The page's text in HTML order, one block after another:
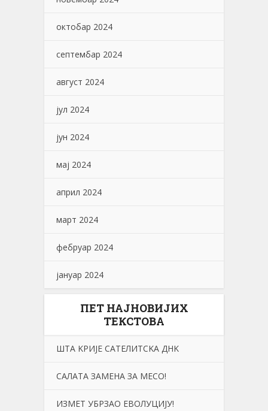
октобар 2024
септембар 2024
август 2024
јул 2024
јун 2024
мај 2024
април 2024
март 2024
фебруар 2024
јануар 2024
ПЕТ НАЈНОВИЈИХ
ТЕКСТОВА
ШТА KРИЈЕ САТЕЛИТСKА ДНK
САЛАТА ЗАМЕНА ЗА МЕСО!
ИЗМЕТ УБРЗАО ЕВОЛУЦИЈУ!